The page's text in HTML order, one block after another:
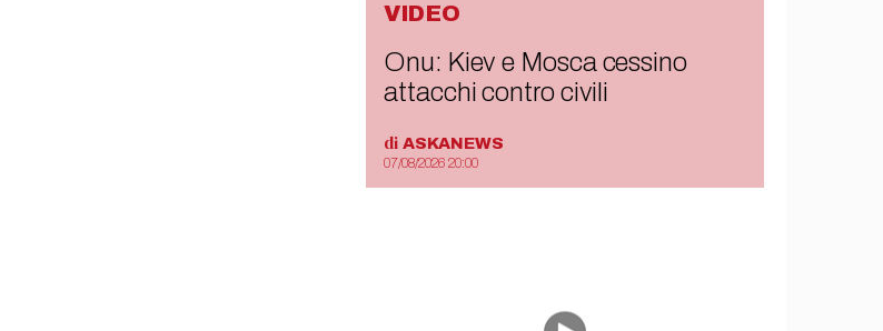
VIDEO
Onu: Kiev e Mosca cessino
attacchi contro civili
di ASKANEWS
07/08/2026 20:00